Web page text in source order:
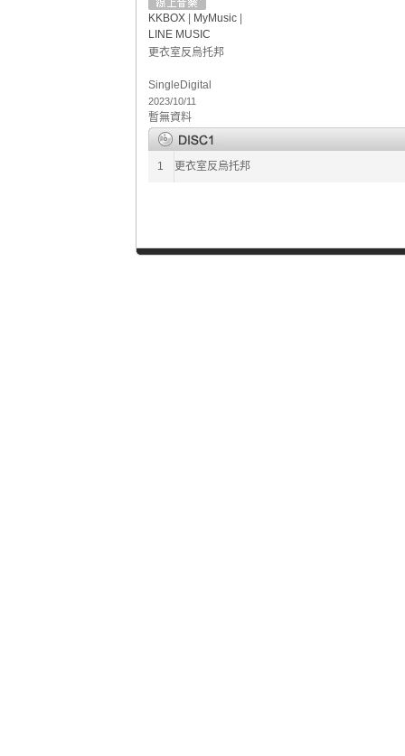
KKBOX| MyMusic|
LINE MUSIC
更衣室反烏托邦
Single Digital
2023/10/11
暫無資料
1 更衣室反烏托邦